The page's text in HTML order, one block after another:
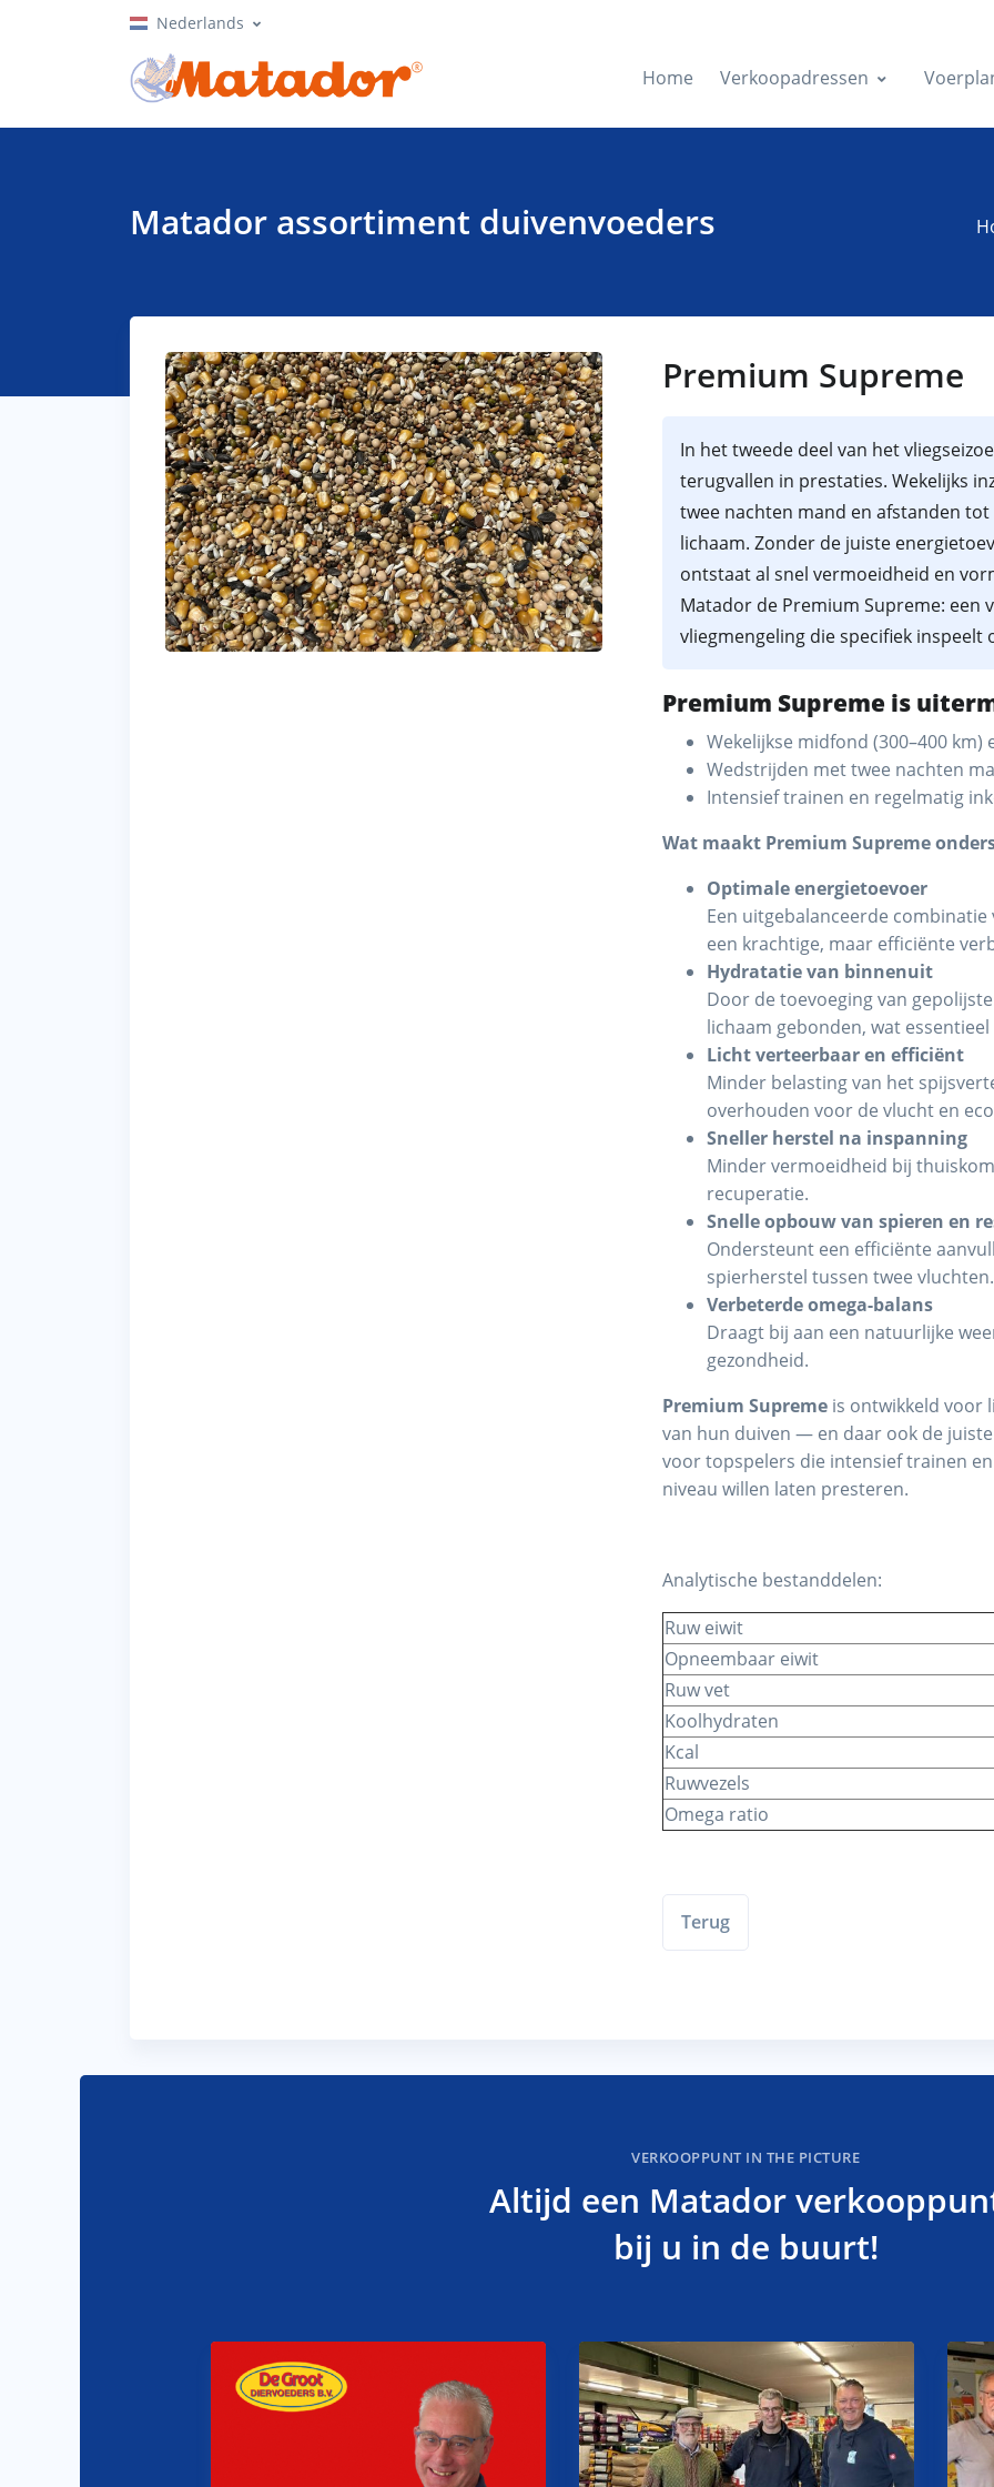
Nederlands
Home Verkoopadressen
Matador assortiment duivenvoeders
Premium Supreme
In het tweede deel van het
terugvallen in prestaties. Wekelijks
twee nachten mand en afstanden
lichaam. Zonder de juiste
ontstaat al snel vermoeidheid en
Matador de Premium Supreme: een
vliegmengeling die specifiek inspeelt
Premium Supreme is
Wekelijkse midfond (300–400 km)
Wedstrijden met twee nachten
Intensief trainen en regelmatig
Wat maakt Premium Supreme
Optimale energietoevoer
Een uitgebalanceerde
een krachtige, maar efficiënte
Hydratatie van binnenuit
Door de toevoeging van
lichaam gebonden, wat
Licht verteerbaar en efficiënt
Minder belasting van het
overhouden voor de vlucht en
Sneller herstel na inspanning
Minder vermoeidheid bij
recuperatie.
Snelle opbouw van spieren en
Ondersteunt een efficiënte
spierherstel tussen twee vluchten.
Verbeterde omega-balans
Draagt bij aan een natuurlijke
gezondheid.
Premium Supreme is ontwikkeld voor
van hun duiven — en daar ook de
voor topspelers die intensief trainen
niveau willen laten presteren.
Analytische bestanddelen:
Ruw eiwit
Opneembaar eiwit
Ruw vet
Koolhydraten
Kcal
Ruwvezels
Omega ratio
Terug
VERKOOPPUNT IN THE PICTURE
Altijd een Matador
bij u in de buurt!